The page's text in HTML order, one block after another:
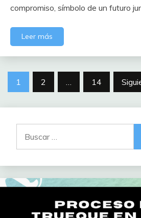
compromiso, símbolo de un futuro
Leer más
Paginación
1 2 … 14